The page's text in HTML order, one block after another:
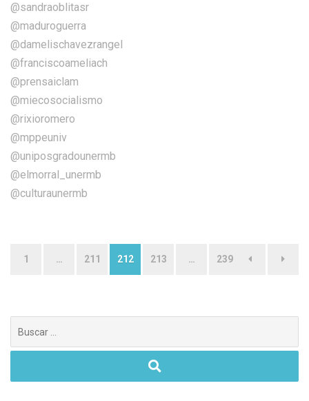
@sandraoblitasr
@maduroguerra
@damelischavezrangel
@franciscoameliach
@prensaiclam
@miecosocialismo
@rixioromero
@mppeuniv
@uniposgradounermb
@elmorral_unermb
@culturaunermb
Paginación
1 … 211 212 213 … 239